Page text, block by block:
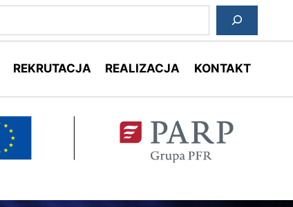
REKRUTACJA REALIZACJA KONTAKT